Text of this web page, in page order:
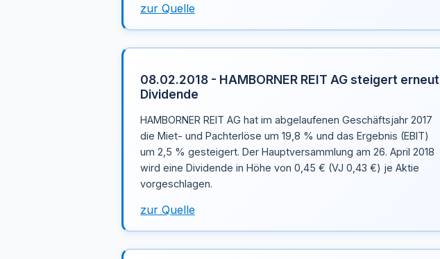
zur Quelle
08.02.2018 - HAMBORNER REIT AG steigert erneut
Dividende
HAMBORNER REIT AG hat im abgelaufenen Geschäftsjahr 2017
die Miet- und Pachterlöse um 19,8 % und das Ergebnis (EBIT)
um 2,5 % gesteigert. Der Hauptversammlung am 26. April 2018
wird eine Dividende in Höhe von 0,45 € (VJ 0,43 €) je Aktie
vorgeschlagen.
zur Quelle